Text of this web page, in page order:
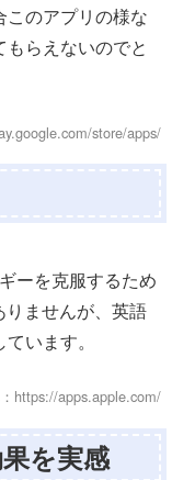
のアプリの様な
らえないのでと
store/apps/
ーを克服するため
ませんが、英語
います。
https://apps.apple.com/
を実感